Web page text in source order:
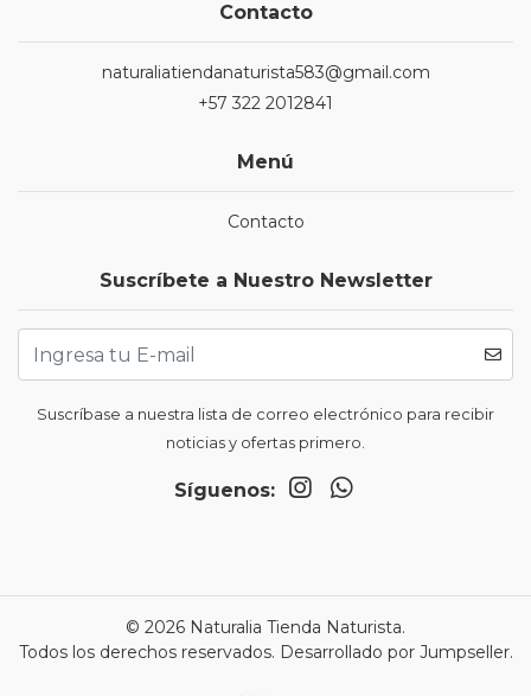
Contacto
naturaliatiendanaturista583@gmail.com
+57 322 2012841
Menú
Contacto
Suscríbete a Nuestro Newsletter
Suscríbase a nuestra lista de correo electrónico para recibir
noticias y ofertas primero.
Síguenos:
© 2026 Naturalia Tienda Naturista.
Todos los derechos reservados. Desarrollado por Jumpseller.